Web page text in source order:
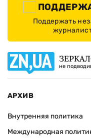
Поддержать
не
АРХИВ
Внутренняя политика
Международная